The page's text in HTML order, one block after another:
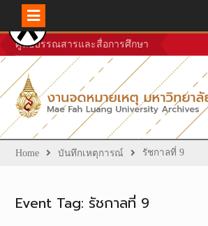
Skip
to
content
ศูนย์บรรณสารและสื่อการศึกษา
Home บันทึกเหตุการณ์ รัชกาลที่ 9
Event Tag: รัชกาลที่ 9